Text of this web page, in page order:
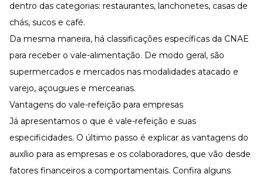
dentro das categorias: restaurantes, lanchonetes, casas de
chás, sucos e café.
Da mesma maneira, há classificações específicas da CNAE
para receber o vale-alimentação. De modo geral, são
supermercados e mercados nas modalidades atacado e
varejo, açougues e mercearias.
Vantagens do vale-refeição para empresas
Já apresentamos o que é vale-refeição e suas
especificidades. O último passo é explicar as vantagens do
auxílio para as empresas e os colaboradores, que vão desde
fatores financeiros a comportamentais. Confira alguns